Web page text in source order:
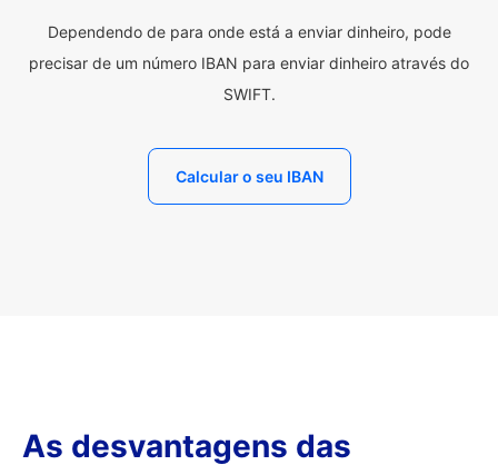
Dependendo de para onde está a enviar dinheiro, pode
precisar de um número IBAN para enviar dinheiro através do
SWIFT.
Calcular o seu IBAN
As desvantagens das